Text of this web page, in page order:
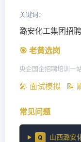
关键词：
潞安化工集团招
🎯 老黄选岗
央企国企招聘培训一
🎤 面试模拟 📝
常见问题
Q 山西潞安